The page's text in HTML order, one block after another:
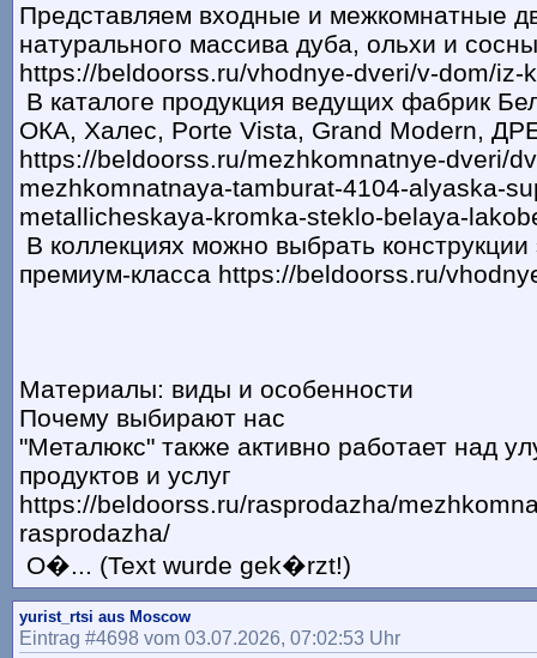
Представляем входные и межкомнатные
натурального массива дуба, ольхи и сосны
https://beldoorss.ru/vhodnye-dveri/v-dom/iz-
В каталоге продукция ведущих фабрик
ОКА, Халес, Porte Vista, Grand Modern,
https://beldoorss.ru/mezhkomnatnye-dveri/
mezhkomnatnaya-tamburat-4104-alyaska-
metallicheskaya-kromka-steklo-belaya-
В коллекциях можно выбрать конструкции
премиум-класса https://beldoorss.ru/
Материалы: виды и особенности
Почему выбирают нас
"Металюкс" также активно работает над
продуктов и услуг
https://beldoorss.ru/rasprodazha/
rasprodazha/
О�... (Text wurde gek�rzt!)
yurist_rtsi aus Moscow
Eintrag #4698 vom 03.07.2026, 07:02:53 Uhr